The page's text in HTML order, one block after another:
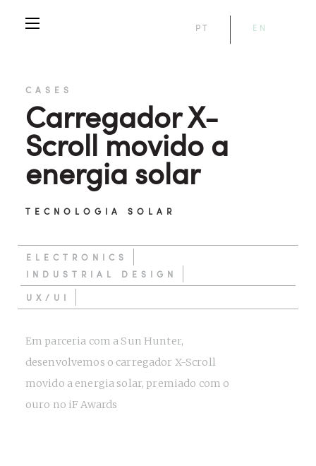
PT EN
CASES
Carregador X-
Scroll movido a
energia solar
TECNOLOGIA SOLAR
ELECTRONICS
INDUSTRIAL DESIGN
UX/UI
Em parceria com a Sun Hunter,
desenvolvemos o carregador X-Scroll
movido a energia solar, premiado com o
ouro no iF Awards